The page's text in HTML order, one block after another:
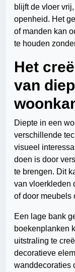
blijft de vloer
openheid. Het
of manden kan
te houden
Het
van
Diepte in een
verschillende
visueel
doen is door
te brengen. Dit
van vloerkleden
of door meubels
Een lage bank
boekenplanken
uitstraling te
decoratieve
wanddecoraties